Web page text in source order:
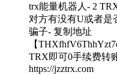
trx能量机器人- 2
对方有没有U或者是
骗子- 复制地址
【
TRX即可0手续费转
https://jzztrx.com